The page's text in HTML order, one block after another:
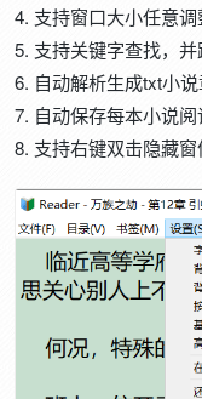
4. 支持窗口大小任意调
5. 支持关键字查找，并
6. 自动解析生成txt小
7. 自动保存每本小说
8. 支持右键双击隐藏